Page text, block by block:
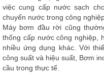
việc cung cấp nước sạch
chuyển nước trong công
Máy bơm đầu rời cũng
thống cấp nước công nghiệp,
nhiều ứng dụng khác. Với
công suất và hiệu suất, Bơm
cầu trong thực tế.